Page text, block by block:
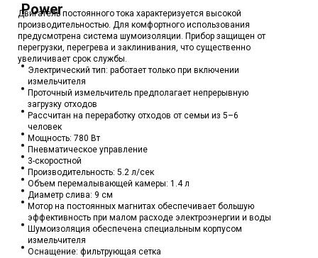
Двигатель постоянного тока характеризуется высокой
производительностью. Для комфортного использования
предусмотрена система шумоизоляции. Прибор защищен от
перегрузки, перегрева и заклинивания, что существенно
увеличивает срок службы.
Электрический тип: работает только при включении
измельчителя
Проточный измельчитель предполагает непрерывную
загрузку отходов
Рассчитан на переработку отходов от семьи из 5–6
человек
Мощность: 780 Вт
Пневматическое управление
3-скоростной
Производительность: 5.2 л/сек
Объем перемалывающей камеры: 1.4 л
Диаметр слива: 9 см
Мотор на постоянных магнитах обеспечивает большую
эффективность при малом расходе электроэнергии и воды
Шумоизоляция обеспечена специальным корпусом
измельчителя
Оснащение: фильтрующая сетка
Power